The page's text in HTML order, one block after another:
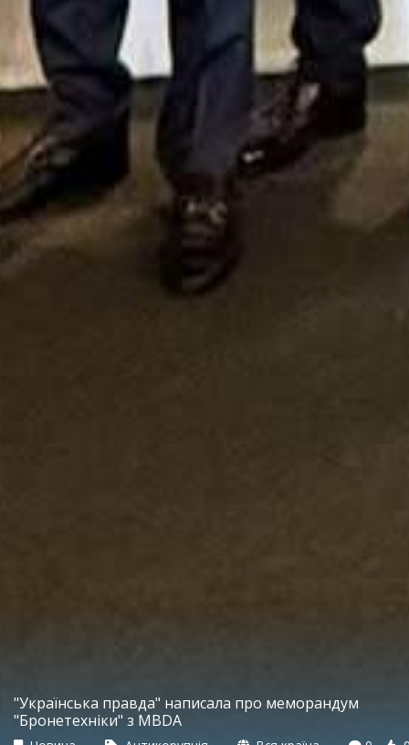
"Українська правда" написала про меморандум
"Бронетехніки" з MBDA